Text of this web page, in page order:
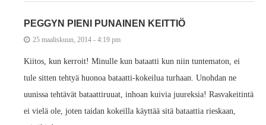
PEGGYN PIENI PUNAINEN KEITTIÖ
25 maaliskuun, 2014 - 4:19 pm
Kiitos, kun kerroit! Minulle kun bataatti kun niin tuntematon, ei
tule sitten tehtyä huonoa bataatti-kokeilua turhaan. Unohdan ne
uunissa tehtävät bataattiruuat, inhoan kuivia juureksia! Rasvakeitintä
ei vielä ole, joten taidan kokeilla käyttää sitä bataattia rieskaan,